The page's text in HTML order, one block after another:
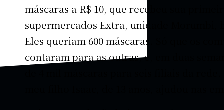
máscaras a R$ 10, que recebeu sua
supermercados Extra, unidade Morumbi,
Eles queriam 600 máscaras. Só que os
contaram para as outras, e, em duas